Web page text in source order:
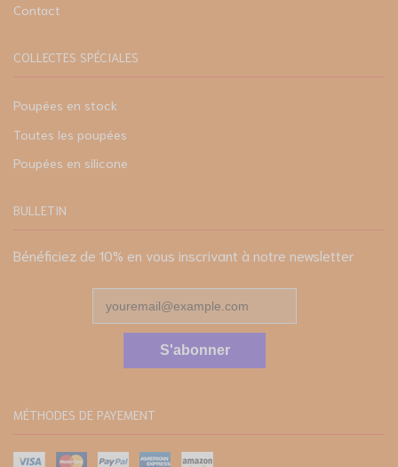
Contact
COLLECTES SPÉCIALES
Poupées en stock
Toutes les poupées
Poupées en silicone
BULLETIN
Bénéficiez de 10% en vous inscrivant à notre newsletter
S'abonner
MÉTHODES DE PAYEMENT